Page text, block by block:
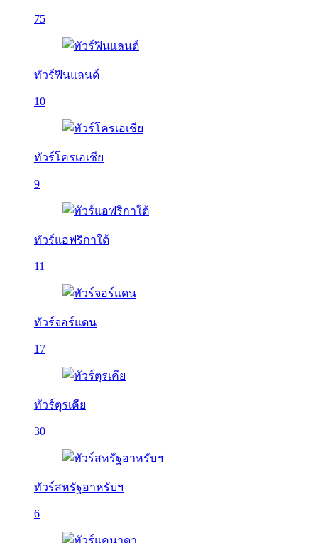
75
ทัวร์ฟินแลนด์
10
ทัวร์โครเอเชีย
9
ทัวร์แอฟริกาใต้
11
ทัวร์จอร์แดน
17
ทัวร์ตุรเคีย
30
ทัวร์สหรัฐอาหรับฯ
6